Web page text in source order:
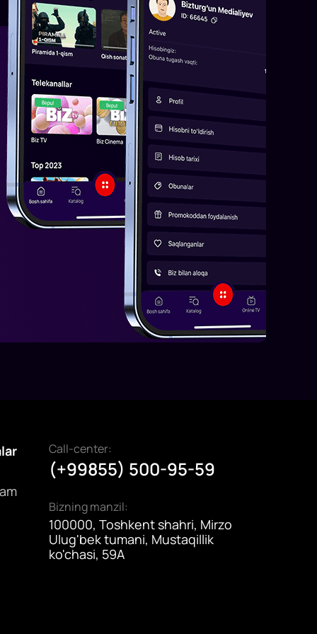
Call-center:
(+99855) 500-95-59
Bizning manzil:
100000, Toshkent shahri, Mirzo
Ulug'bek tumani, Mustaqillik
ko'chasi, 59A